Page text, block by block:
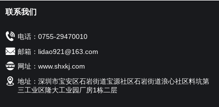
联系我们
电话：0755-29470010
邮箱：lidao921@163.com
网址：www.shxkj.com
地址：深圳市宝安区石岩街道宝源社区石岩街道浪心社区料坑第
三工业区隆大工业园厂房1栋二层